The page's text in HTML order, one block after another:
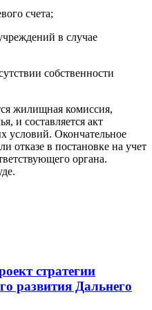
счета;
в случае
собственности
жилищная комиссия,
и составляется акт
условий. Окончательное
отказе в постановке на учет
органа.
стратегии
развития Дальнего